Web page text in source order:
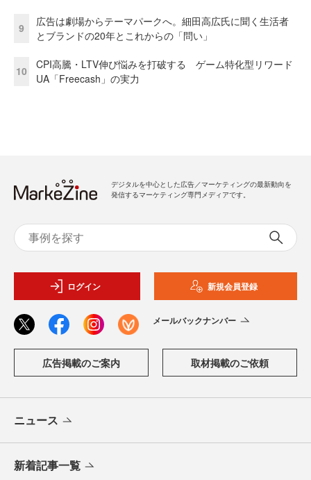
9
広告は劇場からテーマパークへ。細田高広氏に聞く生活者
とブランドの20年とこれからの「問い」
10
CPI高騰・LTV伸び悩みを打破する ゲーム特化型リワード
UA「Freecash」の実力
デジタルを中心とした広告／マーケティングの最新動向を
発信するマーケティング専門メディアです。
ログイン 新規会員登録
メールバックナンバー
広告掲載のご案内 取材掲載のご依頼
ニュース
新着記事一覧